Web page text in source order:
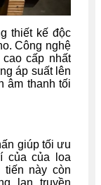
thiết kế độc
Công nghệ
cấp nhất
áp suất lên
âm thanh tối
giúp tối ưu
của của loa
tiến này còn
lan truyền